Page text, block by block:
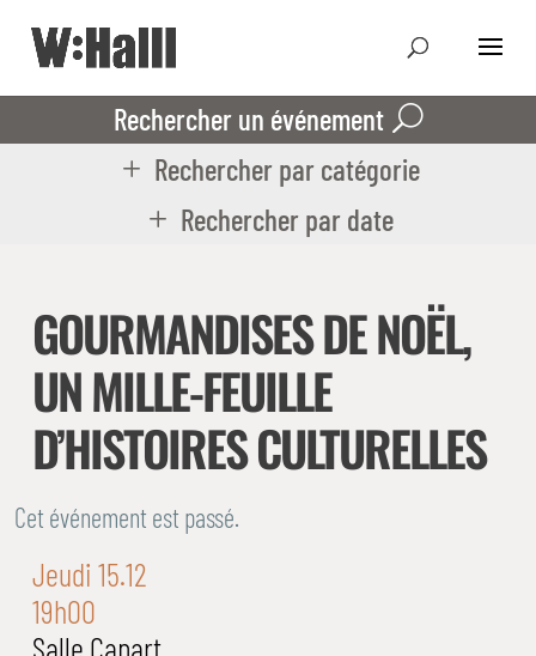
Rechercher un événement
Rechercher par catégorie
Rechercher par date
GOURMANDISES DE NOËL,
UN MILLE-FEUILLE
D’HISTOIRES CULTURELLES
Cet événement est passé.
Jeudi 15.12
19h00
Salle Capart